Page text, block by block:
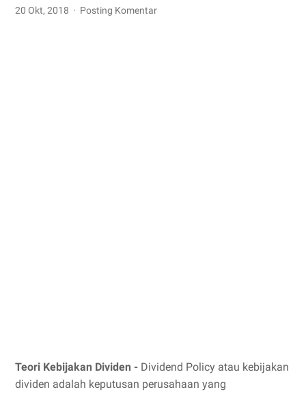
20 Okt, 2018 Posting Komentar
Teori Kebijakan Dividen - Dividend Policy atau kebijakan
dividen adalah keputusan perusahaan yang